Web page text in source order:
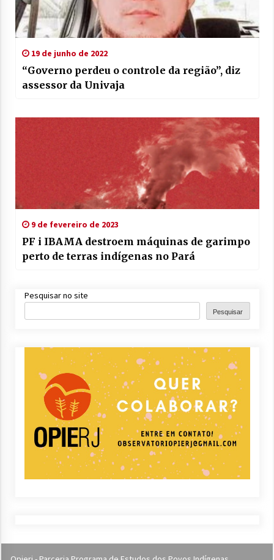
19 de junho de 2022
“Governo perdeu o controle da região”, diz
assessor da Univaja
9 de fevereiro de 2023
PF i IBAMA destroem máquinas de garimpo
perto de terras indígenas no Pará
Pesquisar no site
Pesquisar